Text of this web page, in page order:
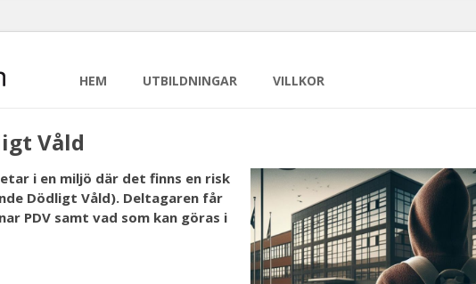
HEM UTBILDNINGAR VILLKOR
Våld
i en miljö där det finns en risk
Dödligt Våld). Deltagaren får
PDV samt vad som kan göras i